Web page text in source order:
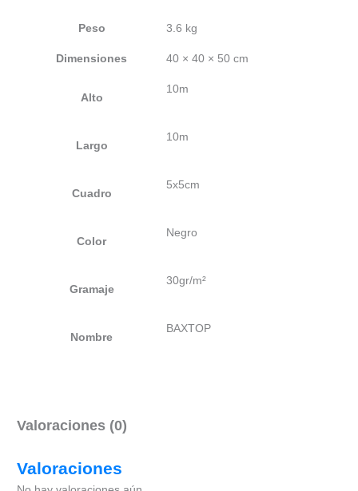
Peso 3.6 kg
Dimensiones 40 × 40 × 50 cm
Alto
10m
Largo
10m
Cuadro
5x5cm
Color
Negro
Gramaje
30gr/m²
Nombre
BAXTOP
Valoraciones (0)
Valoraciones